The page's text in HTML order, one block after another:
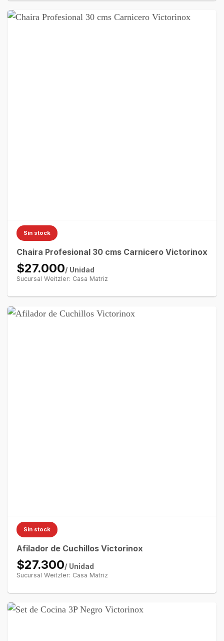
Sin stock
Chaira Profesional 30 cms Carnicero Victorinox
$27.000/ Unidad
Sucursal Weitzler: Casa Matriz
Sin stock
Afilador de Cuchillos Victorinox
$27.300/ Unidad
Sucursal Weitzler: Casa Matriz